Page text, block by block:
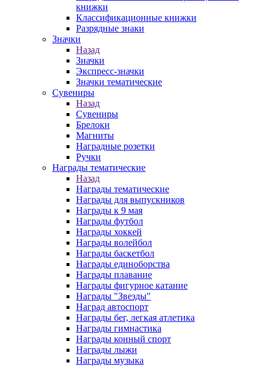
книжки
Классификационные книжки
Разрядные знаки
Значки
Назад
Значки
Экспресс-значки
Значки тематические
Сувениры
Назад
Сувениры
Брелоки
Магниты
Наградные розетки
Ручки
Награды тематические
Назад
Награды тематические
Награды для выпускников
Награды к 9 мая
Награды футбол
Награды хоккей
Награды волейбол
Награды баскетбол
Награды единоборства
Награды плавание
Награды фигурное катание
Награды "Звезды"
Наград автоспорт
Награды бег, легкая атлетика
Награды гимнастика
Награды конный спорт
Награды лыжи
Награды музыка